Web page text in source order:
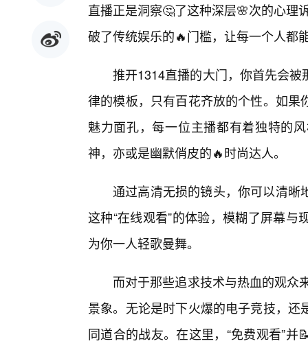
直播正是洞察🤔了这种深层🌸次的心理
破了传统娱乐的🔥门槛，让每一个人都
推开1314直播的大门，你首先会
律的模板，只有百花齐放的个性。如
魅力面孔，每一位主播都有着独特的
神，亦或是幽默俏皮的🔥时尚达人。
通过高清无损的镜头，你可以清晰
这种“在线观看”的体验，模糊了屏幕
为你一人轻歌曼舞。
而对于那些追求技术与热血的观众
景象。无论是时下火爆的电子竞技，
同道合的战友。在这里，“免费观看”